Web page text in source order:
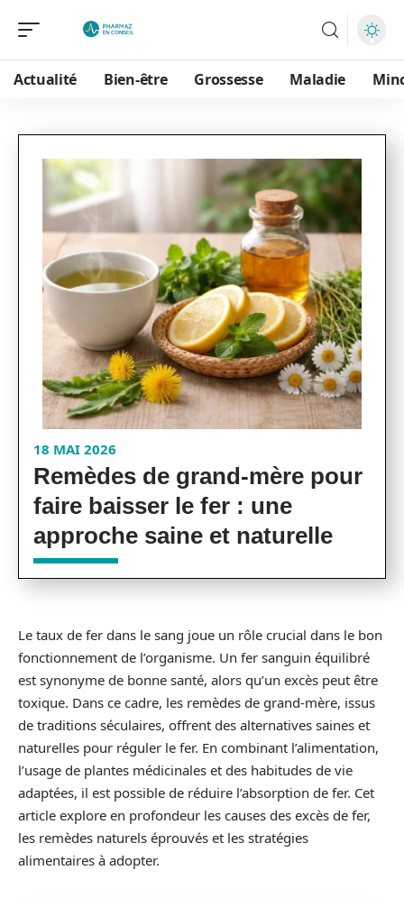
Actualité Bien-être Grossesse Maladie
18 MAI 2026
Remèdes de grand-mère pour
faire baisser le fer : une
approche saine et naturelle
Le taux de fer dans le sang joue un rôle crucial dans le bon
fonctionnement de l’organisme. Un fer sanguin équilibré
est synonyme de bonne santé, alors qu’un excès peut être
toxique. Dans ce cadre, les remèdes de grand-mère, issus
de traditions séculaires, offrent des alternatives saines et
naturelles pour réguler le fer. En combinant l’alimentation,
l’usage de plantes médicinales et des habitudes de vie
adaptées, il est possible de réduire l’absorption de fer. Cet
article explore en profondeur les causes des excès de fer,
les remèdes naturels éprouvés et les stratégies
alimentaires à adopter.